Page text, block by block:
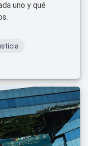
uno y qué